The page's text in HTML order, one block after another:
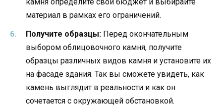
материал в рамках его ограничений.
Получите образцы: Перед окончательным
выбором облицовочного камня, получите
образцы различных видов камня и установите их
на фасаде здания. Так вы сможете увидеть, как
камень выглядит в реальности и как он
сочетается с окружающей обстановкой.